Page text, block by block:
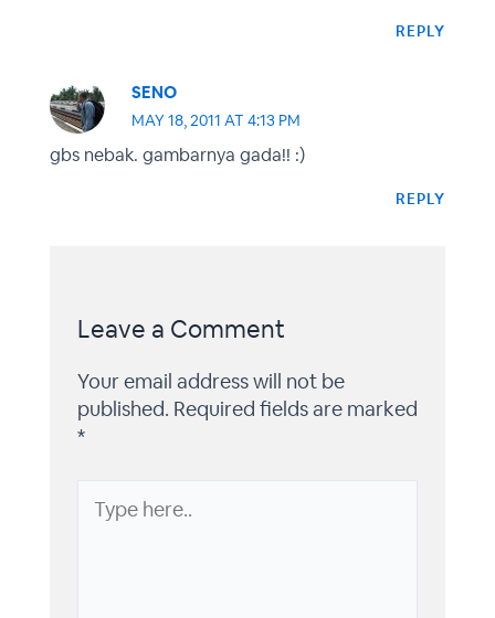
REPLY
SENO
MAY 18, 2011 AT 4:13 PM
gbs nebak. gambarnya gada!! :)
REPLY
Leave a Comment
Your email address will not be
published. Required fields are marked
*
here..